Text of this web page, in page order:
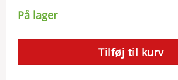
På lager
Tilføj til kurv